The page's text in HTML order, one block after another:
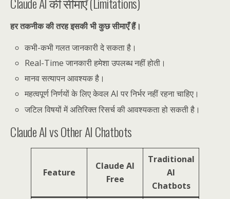
हर तकनीक की तरह इसकी भी कुछ सीमाएँ हैं।
कभी-कभी गलत जानकारी दे सकता है।
Real-Time जानकारी हमेशा उपलब्ध नहीं होती।
मानव सत्यापन आवश्यक है।
महत्वपूर्ण निर्णयों के लिए केवल AI पर निर्भर नहीं रहना चाहिए।
जटिल विषयों में अतिरिक्त रिसर्च की आवश्यकता हो सकती है।
Claude AI vs Other AI Chatbots
Feature
Claude AI
Free
Traditional
AI
Chatbots